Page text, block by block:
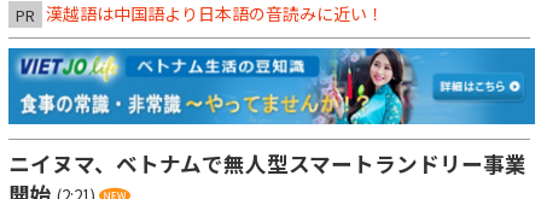
PR 漢越語は中国語より日本語の音読みに近い！
ニイヌマ、ベトナムで無人型スマートランドリー事業